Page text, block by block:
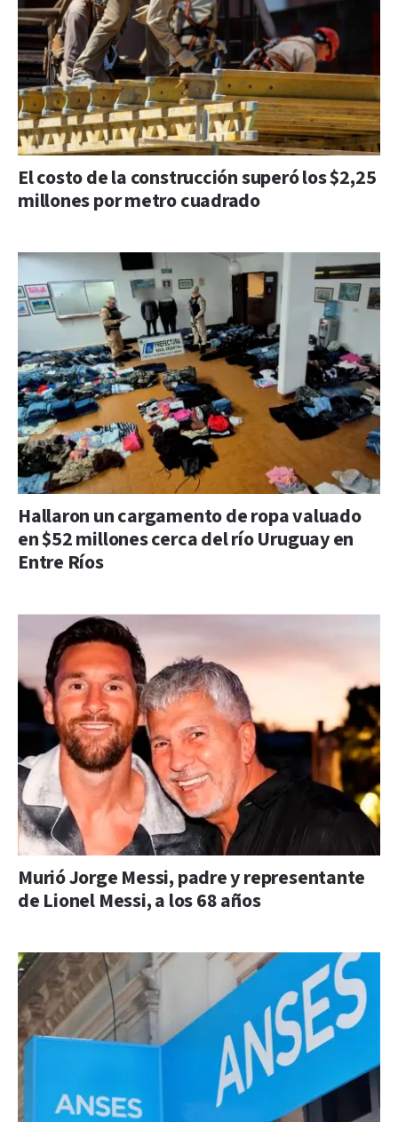
El costo de la construcción superó los $2,25
millones por metro cuadrado
Hallaron un cargamento de ropa valuado
en $52 millones cerca del río Uruguay en
Entre Ríos
Murió Jorge Messi, padre y representante
de Lionel Messi, a los 68 años